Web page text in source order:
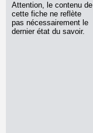
Attention, le contenu de
cette fiche ne reflète
pas nécessairement le
dernier état du savoir.